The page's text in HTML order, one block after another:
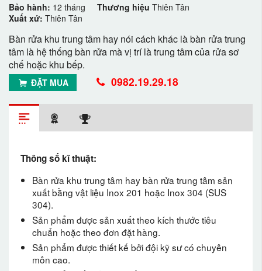
Bảo hành: 12 tháng Thương hiệu Thiên Tân
Xuất xứ: Thiên Tân
Bàn rửa khu trung tâm hay nói cách khác là bàn rửa trung
tâm là hệ thống bàn rửa mà vị trí là trung tâm của rửa sơ
chế hoặc khu bếp.
ĐẶT MUA 0982.19.29.18
Thông số kĩ thuật:
Bàn rửa khu trung tâm hay bàn rửa trung tâm sản
xuất bằng vật liệu Inox 201 hoặc Inox 304 (SUS
304).
Sản phẩm được sản xuất theo kích thước tiêu
chuẩn hoặc theo đơn đặt hàng.
Sản phẩm được thiết kế bởi đội kỹ sư có chuyên
môn cao.